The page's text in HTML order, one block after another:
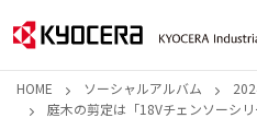
HOME ソーシャルアルバム
庭木の剪定は「18Vチェンソーシリ